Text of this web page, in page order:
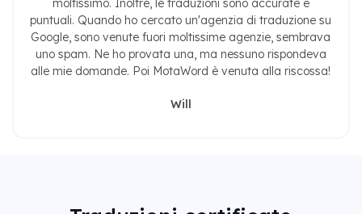
moltissimo. Inoltre, le traduzioni sono accurate e
puntuali. Quando ho cercato un'agenzia di traduzione su
Google, sono venute fuori moltissime agenzie, sembrava
uno spam. Ne ho provata una, ma nessuno rispondeva
alle mie domande. Poi MotaWord è venuta alla riscossa!
Will